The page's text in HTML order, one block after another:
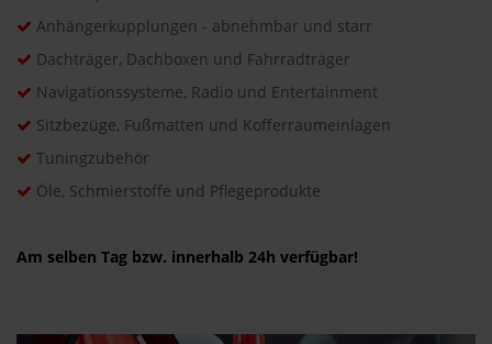
Anhängerkupplungen - abnehmbar und starr
Dachträger, Dachboxen und Fahrradträger
Navigationssysteme, Radio und Entertainment
Sitzbezüge, Fußmatten und Kofferraumeinlagen
Tuningzubehör
Öle, Schmierstoffe und Pflegeprodukte
Am selben Tag bzw. innerhalb 24h verfügbar!